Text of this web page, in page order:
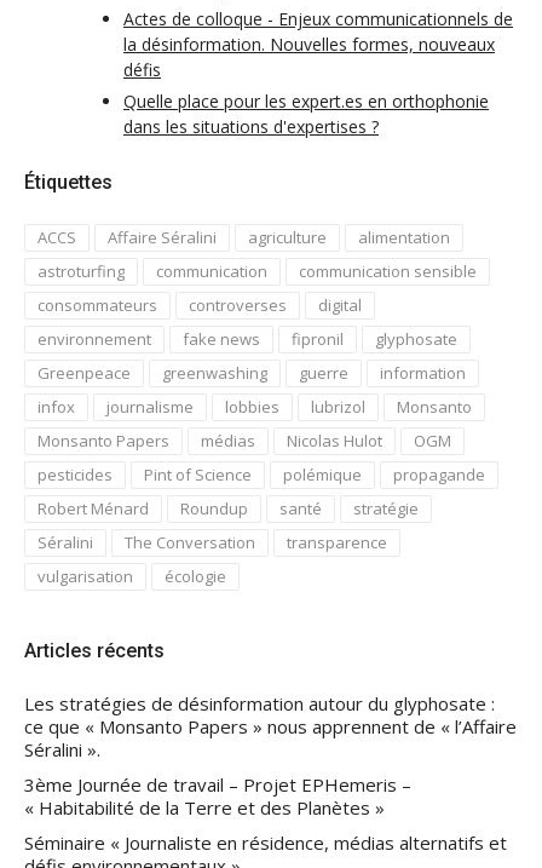
Actes de colloque - Enjeux communicationnels de
la désinformation. Nouvelles formes, nouveaux
défis
Quelle place pour les expert.es en orthophonie
dans les situations d'expertises ?
Étiquettes
ACCS Affaire Séralini agriculture
alimentation
astroturfing
communication
communication sensible
consommateurs
controverses
digital
environnement
fake news fipronil
glyphosate
Greenpeace
greenwashing guerre
information
infox
journalisme lobbies lubrizol
Monsanto
Monsanto Papers
médias Nicolas Hulot
OGM
pesticides
Pint of Science polémique
propagande
Robert Ménard
Roundup santé
stratégie
Séralini
The Conversation
transparence
vulgarisation
écologie
Articles récents
Les stratégies de désinformation autour du glyphosate :
ce que « Monsanto Papers » nous apprennent de « l’Affaire
Séralini ».
3ème Journée de travail – Projet EPHemeris –
« Habitabilité de la Terre et des Planètes »
Séminaire « Journaliste en résidence, médias alternatifs et